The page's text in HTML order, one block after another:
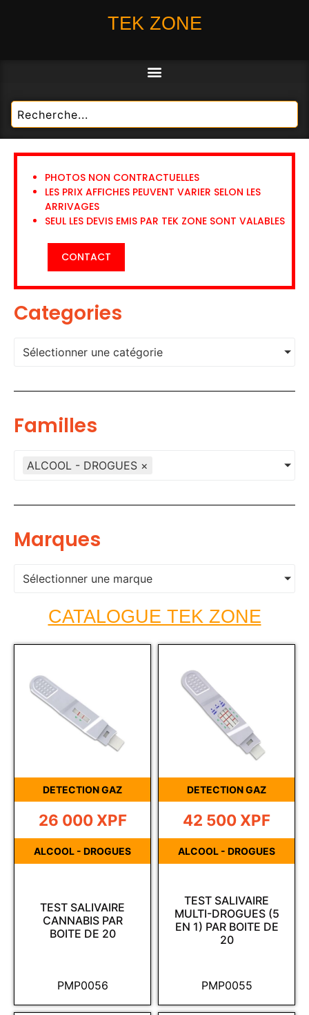
TEK ZONE
PHOTOS NON CONTRACTUELLES
LES PRIX AFFICHES PEUVENT VARIER SELON LES
ARRIVAGES
SEUL LES DEVIS EMIS PAR TEK ZONE SONT VALABLES
CONTACT
Categories
Sélectionner une catégorie
Familles
ALCOOL - DROGUES ×
Marques
Sélectionner une marque
CATALOGUE TEK ZONE
DETECTION GAZ
PMP0056
TEST SALIVAIRE
CANNABIS PAR
BOITE DE 20
26 000 XPF
ALCOOL - DROGUES
DETECTION GAZ
PMP0055
TEST SALIVAIRE
MULTI-DROGUES (5
EN 1) PAR BOITE DE
20
42 500 XPF
ALCOOL - DROGUES